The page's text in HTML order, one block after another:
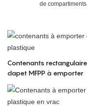
de
Contenants
clapet MFPP à emporter